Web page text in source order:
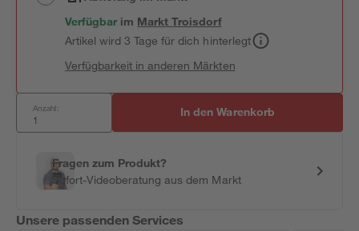
Verfügbar im MarktTroisdorf
Artikel wird 3 Tage für dich hinterlegt
Verfügbarkeit in anderen Märkten
Anzahl: In den Warenkorb
Fragen zum Produkt?
Sofort-Videoberatung aus dem Markt
Unsere passenden Services